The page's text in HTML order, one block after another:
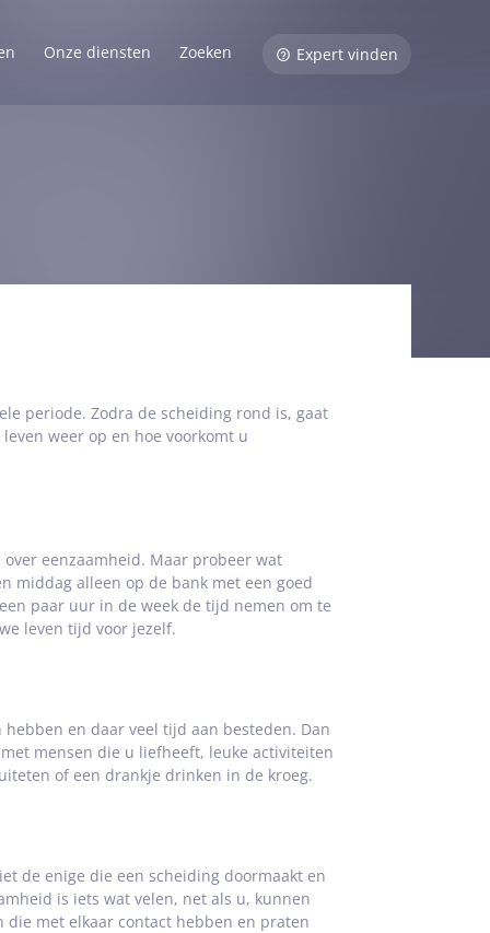
Onze diensten Zoeken Expert vinden
periode. Zodra de scheiding rond is, gaat
weer op en hoe voorkomt u
eenzaamheid. Maar probeer wat
middag alleen op de bank met een goed
paar uur in de week de tijd nemen om te
leven tijd voor jezelf.
en daar veel tijd aan besteden. Dan
mensen die u liefheeft, leuke activiteiten
of een drankje drinken in de kroeg.
de enige die een scheiding doormaakt en
is iets wat velen, net als u, kunnen
met elkaar contact hebben en praten